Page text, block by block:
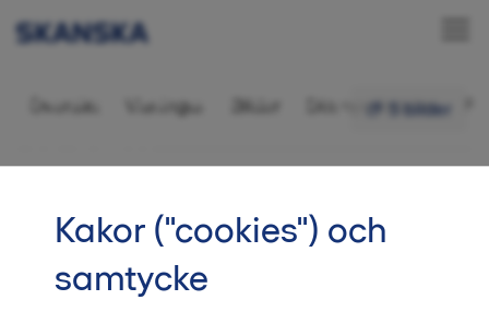
5 bilder
Bostadsrätt 2 rok,
Översikt Visningar Bilder Ditt nya kvarter
Vi skapar platser, du skapar
ögonblick
Kakor ("cookies") och
samtycke